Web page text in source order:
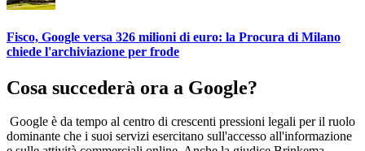
Fisco, Google versa 326 milioni di euro: la Procura di Milano
chiede l'archiviazione per frode
Cosa succederà ora a Google?
Google è da tempo al centro di crescenti pressioni legali per il ruolo
dominante che i suoi servizi esercitano sull'accesso all'informazione